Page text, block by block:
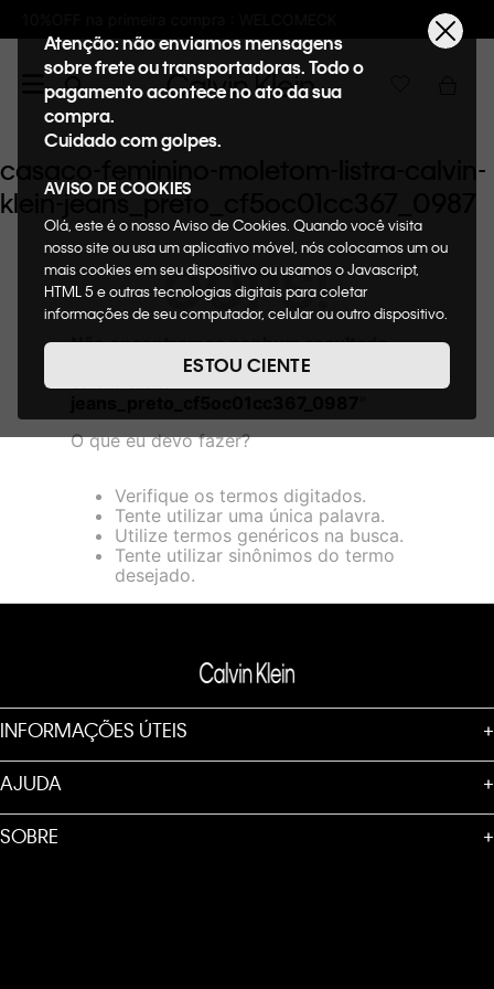
Frete GRÁTIS nas
Atenção: não enviamos mensagens
sobre frete ou transportadoras. Todo o
pagamento acontece no ato da sua
compra.
Cuidado com golpes.
AVISO DE COOKIES
Olá, este é o nosso Aviso de Cookies. Quando você visita
nosso site ou usa um aplicativo móvel, nós colocamos um ou
mais cookies em seu dispositivo ou usamos o Javascript,
HTML 5 e outras tecnologias digitais para coletar
informações de seu computador, celular ou outro dispositivo.
de cookies, informaremos quais cookies usaremos e quais
suas funções. A forma como processamos os dados
nosso Aviso de Privacidade. Quando você visita nosso site,
consideraremos isso como sua solicitação específica para
entre outros, a capacidade de comprar um item em nossa
loja virtual. Para maiores informações sobre o nosso aviso de
Cookies acesse o link.
ESTOU CIENTE
casaco-feminino-moletom-listra-calvin-
klein-jeans_preto_cf5oc01cc367_0987
OOPS!
Não encontramos nenhum resultado
casaco-feminino-moletom-listra-
calvin-klein-
O que eu devo fazer?
Verifique os termos digitados.
Tente utilizar uma única palavra.
Utilize termos genéricos na busca.
Tente utilizar sinônimos do termo
desejado.
INFORMAÇÕES ÚTEIS +
AJUDA +
SOBRE +